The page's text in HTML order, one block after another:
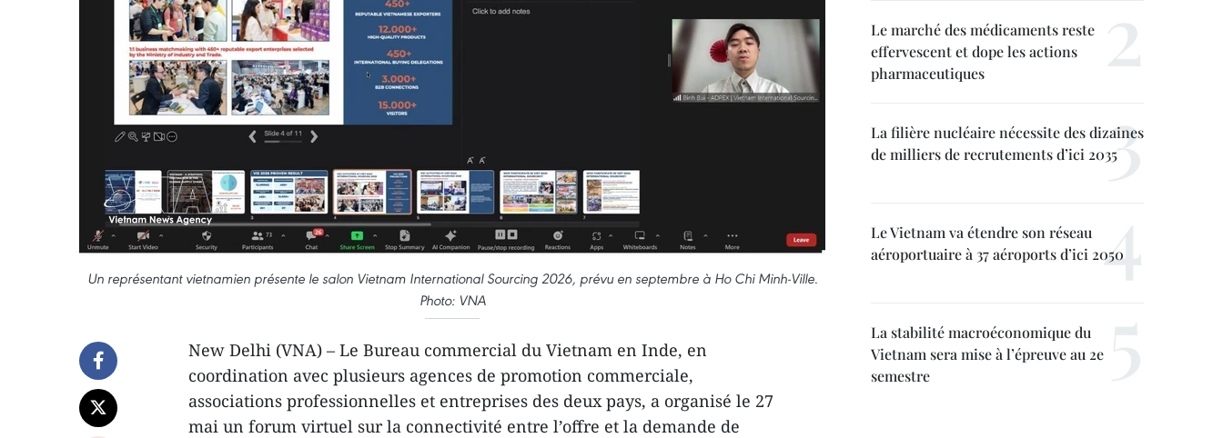
Un représentant vietnamien présente le salon Vietnam International Sourcing 2026, prévu en septembre à Ho Chi Minh-Ville.
Photo: VNA
New Delhi (VNA) – Le Bureau commercial du Vietnam en Inde, en
coordination avec plusieurs agences de promotion commerciale,
associations professionnelles et entreprises des deux pays, a organisé le 27
mai un forum virtuel sur la connectivité entre l’offre et la demande de
Le marché des médicaments reste
effervescent et dope les actions
pharmaceutiques
La filière nucléaire nécessite des dizaines
de milliers de recrutements d’ici 2035
Le Vietnam va étendre son réseau
aéroportuaire à 37 aéroports d’ici 2050
La stabilité macroéconomique du
Vietnam sera mise à l’épreuve au 2e
semestre